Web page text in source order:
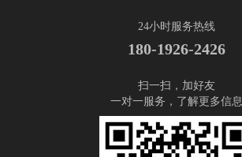
24小时服务热线
180-1926-2426
扫一扫，加好友
一对一服务，了解更多信息